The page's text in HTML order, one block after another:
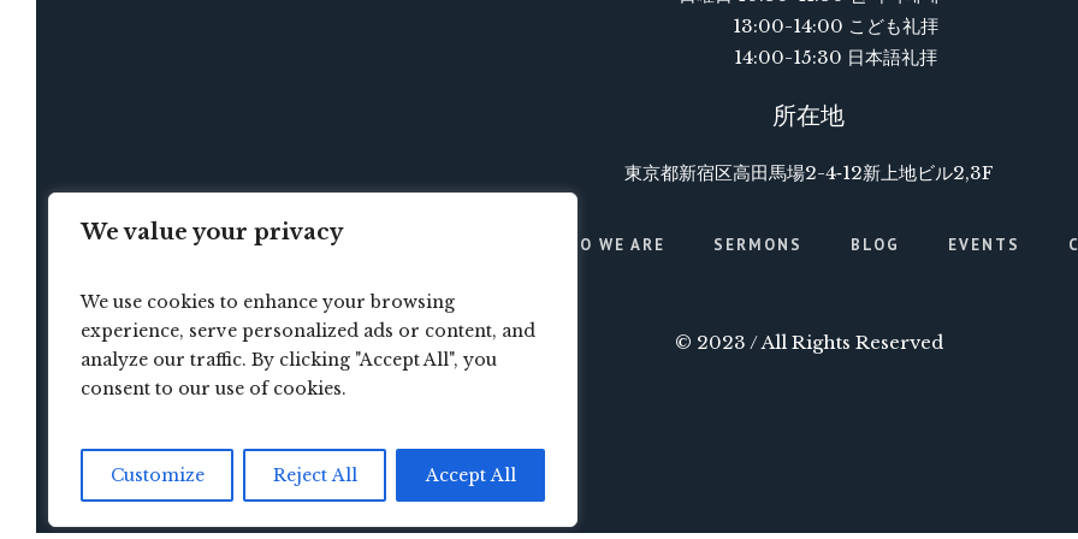
We value your privacy
We use cookies to enhance your browsing
experience, serve personalized ads or content, and
analyze our traffic. By clicking "Accept All", you
consent to our use of cookies.
Customize Reject All Accept All
13:00-14:00 こども礼拝
14:00-15:30 日本語礼拝
所在地
東京都新宿区高田馬場2-4‐12新上地ビル2,3F
WHO WE ARE SERMONS BLOG EVENTS
© 2023 / All Rights Reserved